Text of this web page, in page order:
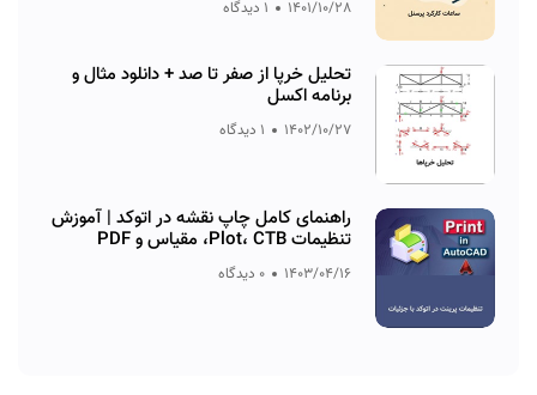
1401/10/28 1 دیدگاه
تحلیل خرپا از صفر تا صد + دانلود مثال و
برنامه اکسل
1402/10/27 1 دیدگاه
راهنمای کامل چاپ نقشه در اتوکد | آموزش
تنظیمات Plot، CTB، مقیاس و PDF
1403/04/16 0 دیدگاه